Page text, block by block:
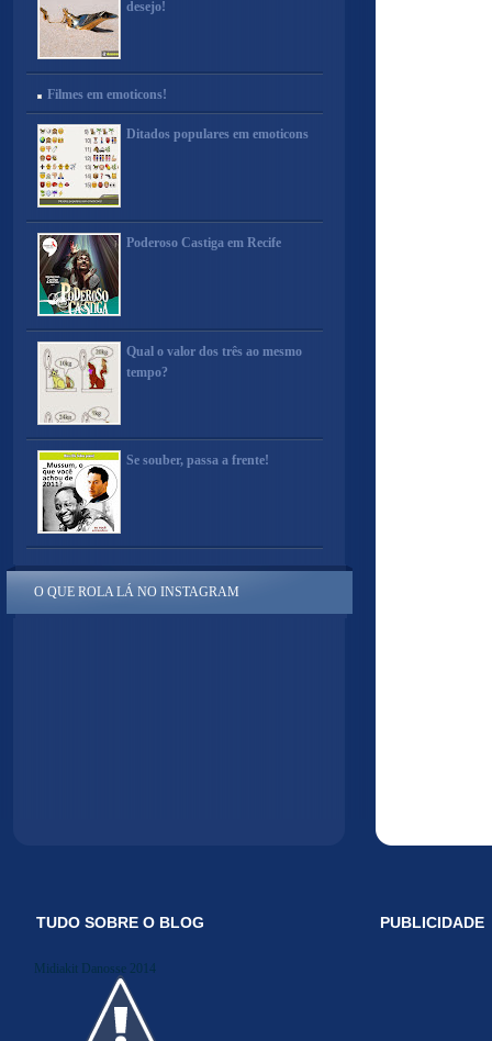
desejo!
Filmes em emoticons!
Ditados populares em emoticons
Poderoso Castiga em Recife
Qual o valor dos três ao mesmo
tempo?
Se souber, passa a frente!
O QUE ROLA LÁ NO INSTAGRAM
TUDO SOBRE O BLOG
Midiakit Danosse 2014
PUBLICIDADE